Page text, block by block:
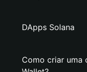
DApps Solana
Como criar uma